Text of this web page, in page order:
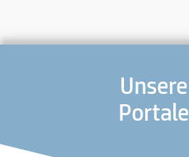
Unsere
Portale